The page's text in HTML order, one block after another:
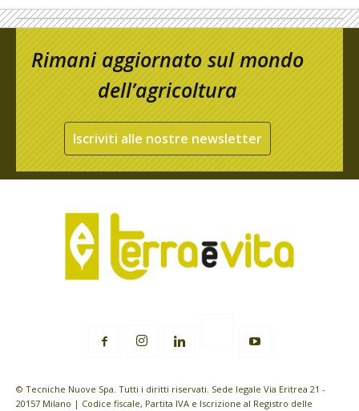
Rimani aggiornato sul mondo
dell’agricoltura
Iscriviti alle nostre newsletter
© Tecniche Nuove Spa. Tutti i diritti riservati. Sede legale Via Eritrea 21 -
20157 Milano | Codice fiscale, Partita IVA e Iscrizione al Registro delle